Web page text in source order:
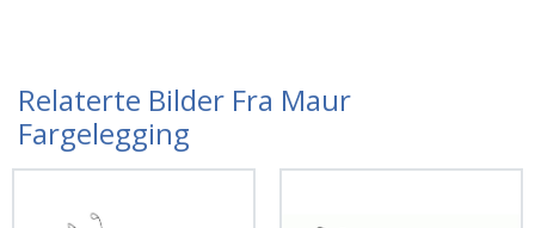
Relaterte Bilder Fra Maur
Fargelegging